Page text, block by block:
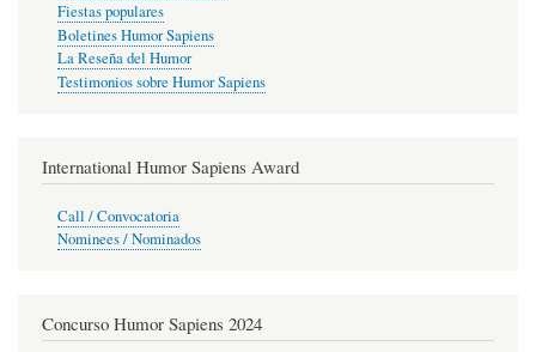
Fiestas populares
Boletines Humor Sapiens
La Reseña del Humor
Testimonios sobre Humor Sapiens
International Humor Sapiens Award
Call / Convocatoria
Nominees / Nominados
Concurso Humor Sapiens 2024